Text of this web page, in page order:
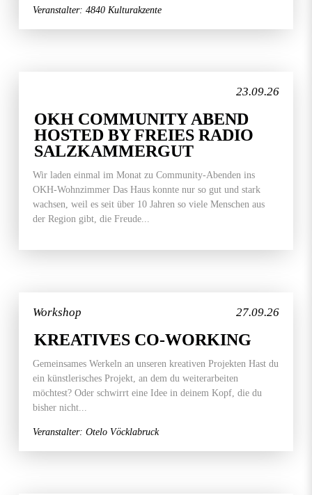
Veranstalter: 4840 Kulturakzente
23.09.26
OKH COMMUNITY ABEND
HOSTED BY FREIES RADIO
SALZKAMMERGUT
Wir laden einmal im Monat zu Community-Abenden ins
OKH-Wohnzimmer Das Haus konnte nur so gut und stark
wachsen, weil es seit über 10 Jahren so viele Menschen aus
der Region gibt, die Freude...
27.09.26
Workshop
KREATIVES CO-WORKING
Gemeinsames Werkeln an unseren kreativen Projekten Hast du
ein künstlerisches Projekt, an dem du weiterarbeiten
möchtest? Oder schwirrt eine Idee in deinem Kopf, die du
bisher nicht...
Veranstalter: Otelo Vöcklabruck